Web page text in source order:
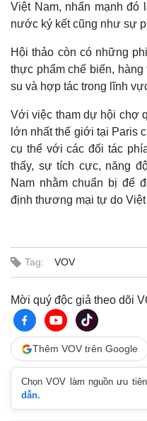
Việt Nam, nhấn mạnh đó
nước ký kết cũng như sự
Hội thảo còn có những
thực phẩm chế biến,
su và hợp tác trong lĩnh
Với việc tham dự hội chợ
lớn nhất thế giới tại Paris
cụ thể với các đối tác
thấy, sự tích cực, năng
Nam nhằm chuẩn bị để
định thương mại tự do
Tag: VOV
Mời quý độc giả theo dõi
Thêm VOV trên Google
Chọn VOV làm nguồn ưu
dẫn.